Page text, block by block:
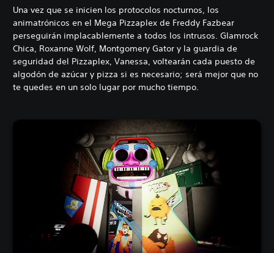
Una vez que se inicien los protocolos nocturnos, los
animatrónicos en el Mega Pizzaplex de Freddy Fazbear
perseguirán implacablemente a todos los intrusos. Glamrock
Chica, Roxanne Wolf, Montgomery Gator y la guardia de
seguridad del Pizzaplex, Vanessa, voltearán cada puesto de
algodón de azúcar y pizza si es necesario; será mejor que no
te quedes en un solo lugar por mucho tiempo.